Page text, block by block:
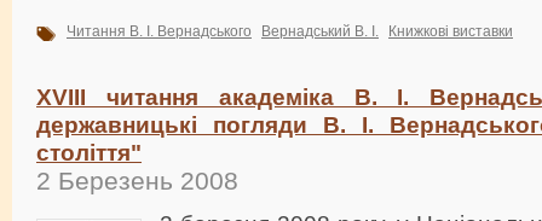
Читання В. І. Вернадського Вернадський В. І. Книжкові виставки
XVIII читання академіка В. І.
державницькі погляди В. І.
століття"
2 Березень 2008